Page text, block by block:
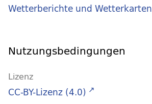
Wetterberichte und Wetterkarten
Nutzungsbedingungen
Lizenz
CC-BY-Lizenz (4.0)